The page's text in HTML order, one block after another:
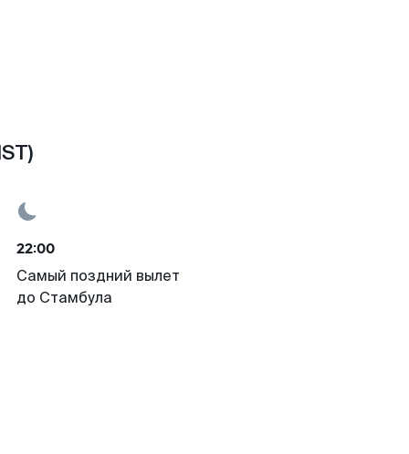
22:00
Самый поздний вылет
до Стамбула